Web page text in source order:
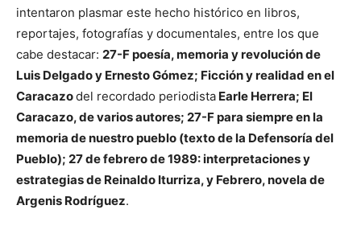
intentaron plasmar este hecho histórico en libros,
reportajes, fotografías y documentales, entre los que
cabe destacar: 27-F poesía, memoria y revolución de
Luis Delgado y Ernesto Gómez; Ficción y realidad en el
Caracazodel recordado periodista Earle Herrera; El
Caracazo, de varios autores; 27-F para siempre en la
memoria de nuestro pueblo (texto de la Defensoría del
Pueblo); 27 de febrero de 1989: interpretaciones y
estrategias de Reinaldo Iturriza, y Febrero, novela de
Argenis Rodríguez.